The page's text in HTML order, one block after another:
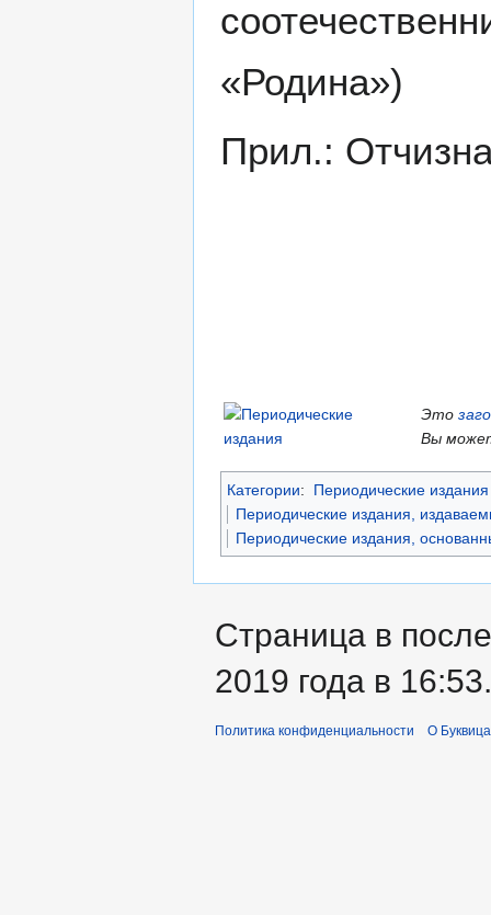
«Родина»)
Прил.:
Это
Вы
Категории:
Периодические
Периодические издания,
Периодические издания,
Страница в
2019 года в 16:53.
Политика конфиденциальности О Буквица